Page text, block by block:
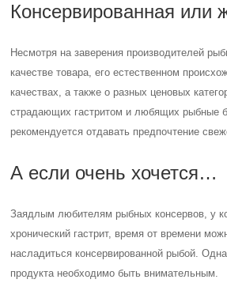
Консервированная или
Несмотря на заверения производителей
качестве товара, его естественном
качествах, а также о разных ценовых
страдающих гастритом и любящих рыбные
рекомендуется отдавать предпочтение
А если очень хочется…
Заядлым любителям рыбных консервов, у
хронический гастрит, время от времени
насладиться консервированной рыбой.
продукта необходимо быть внимательным.